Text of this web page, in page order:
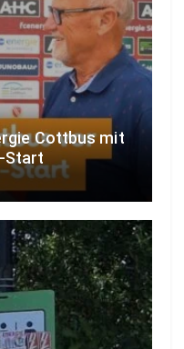
Cottbus mit
Start